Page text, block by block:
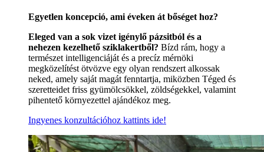
Egyetlen koncepció, ami éveken át bőséget hoz?
Eleged van a sok vizet igénylő pázsitból és a
nehezen kezelhető sziklakertből? Bízd rám, hogy a
természet intelligenciáját és a precíz mérnöki
megközelítést ötvözve egy olyan rendszert alkossak
neked, amely saját magát fenntartja, miközben Téged és
szeretteidet friss gyümölcsökkel, zöldségekkel, valamint
pihentető környezettel ajándékoz meg.
Ingyenes konzultációhoz kattints ide!